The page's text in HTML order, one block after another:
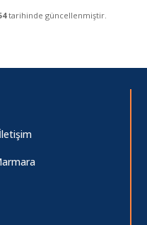
tarihinde güncellenmiştir.